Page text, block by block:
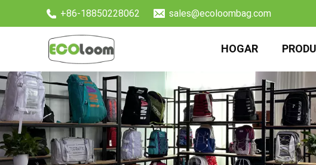
+86-18850228062 sales@ecoloombag.com
HOGAR